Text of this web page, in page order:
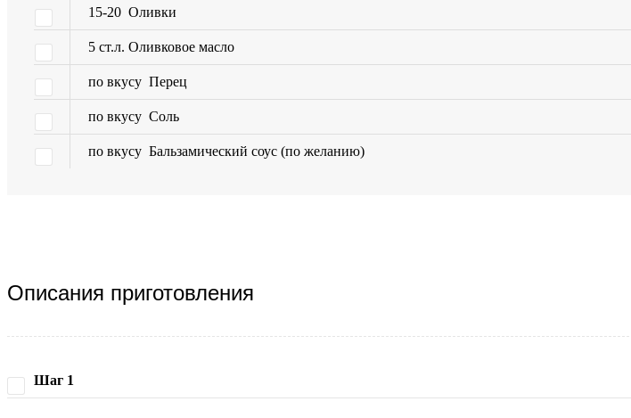
15-20 Оливки
5 ст.л. Оливковое масло
по вкусу Перец
по вкусу Соль
по вкусу Бальзамический соус (по желанию)
Описания приготовления
Шаг 1